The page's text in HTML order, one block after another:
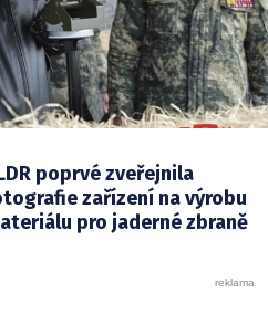
poprvé zveřejnila
zařízení na výrobu
pro jaderné zbraně